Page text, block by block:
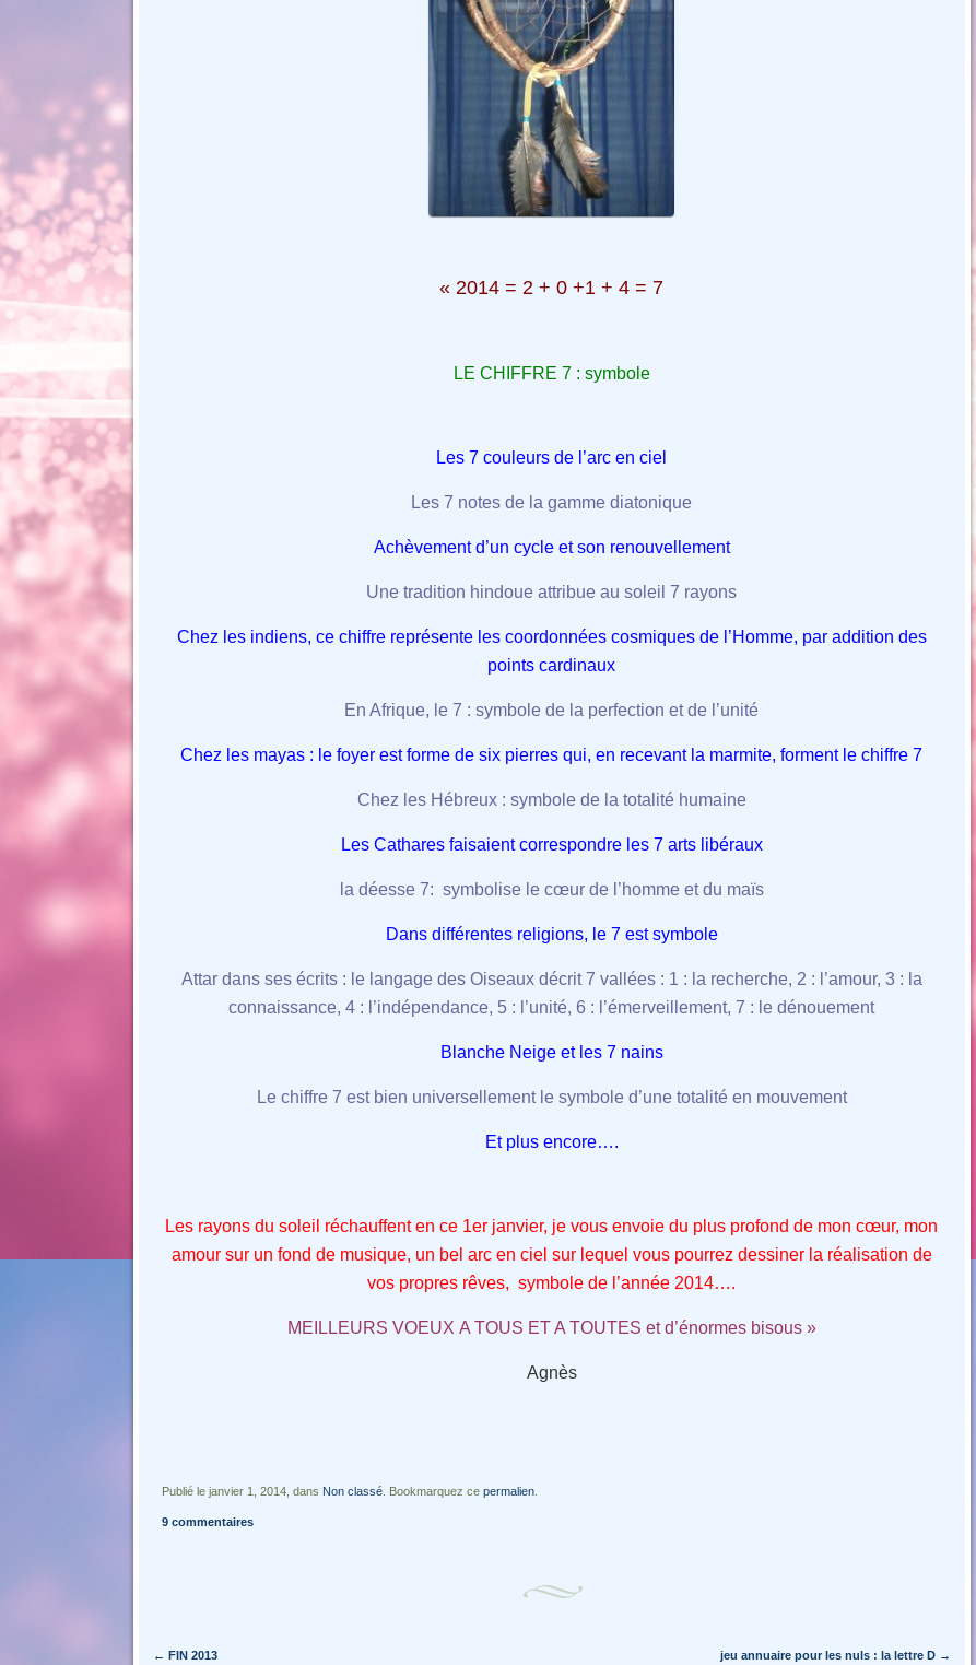
« 2014 = 2 + 0 +1 + 4 = 7
LE CHIFFRE 7 : symbole
Les 7 couleurs de l’arc en ciel
Les 7 notes de la gamme diatonique
Achèvement d’un cycle et son renouvellement
Une tradition hindoue attribue au soleil 7 rayons
Chez les indiens, ce chiffre représente les coordonnées cosmiques de l’Homme, par addition des
points cardinaux
En Afrique, le 7 : symbole de la perfection et de l’unité
Chez les mayas : le foyer est forme de six pierres qui, en recevant la marmite, forment le chiffre 7
Chez les Hébreux : symbole de la totalité humaine
Les Cathares faisaient correspondre les 7 arts libéraux
la déesse 7: symbolise le cœur de l’homme et du maïs
Dans différentes religions, le 7 est symbole
Attar dans ses écrits : le langage des Oiseaux décrit 7 vallées : 1 : la recherche, 2 : l’amour, 3 : la
connaissance, 4 : l’indépendance, 5 : l’unité, 6 : l’émerveillement, 7 : le dénouement
Blanche Neige et les 7 nains
Le chiffre 7 est bien universellement le symbole d’une totalité en mouvement
Et plus encore….
Les rayons du soleil réchauffent en ce 1er janvier, je vous envoie du plus profond de mon cœur, mon
amour sur un fond de musique, un bel arc en ciel sur lequel vous pourrez dessiner la réalisation de
vos propres rêves, symbole de l’année 2014….
MEILLEURS VOEUX A TOUS ET A TOUTES et d’énormes bisous »
Agnès
Publié le janvier 1, 2014, dans Non classé. Bookmarquez ce permalien.
9 commentaires
Navigation des articles
← FIN 2013 jeu annuaire pour les nuls : la lettre D →